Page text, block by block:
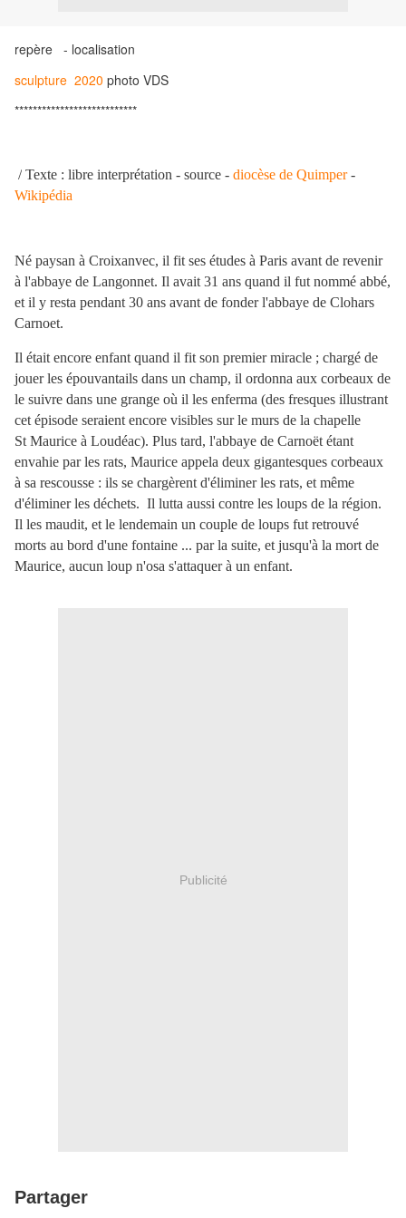
repère - localisation
sculpture 2020 photo VDS
***************************
/ Texte : libre interprétation - source - diocèse de Quimper-
Wikipédia
Né paysan à Croixanvec, il fit ses études à Paris avant de revenir
à l'abbaye de Langonnet. Il avait 31 ans quand il fut nommé abbé,
et il y resta pendant 30 ans avant de fonder l'abbaye de Clohars
Carnoet.
Il était encore enfant quand il fit son premier miracle ; chargé de
jouer les épouvantails dans un champ, il ordonna aux corbeaux de
le suivre dans une grange où il les enferma (des fresques illustrant
cet épisode seraient encore visibles sur le murs de la chapelle
St Maurice à Loudéac). Plus tard, l'abbaye de Carnoët étant
envahie par les rats, Maurice appela deux gigantesques corbeaux
à sa rescousse : ils se chargèrent d'éliminer les rats, et même
d'éliminer les déchets. Il lutta aussi contre les loups de la région.
Il les maudit, et le lendemain un couple de loups fut retrouvé
morts au bord d'une fontaine ... par la suite, et jusqu'à la mort de
Maurice, aucun loup n'osa s'attaquer à un enfant.
Publicité
Partager